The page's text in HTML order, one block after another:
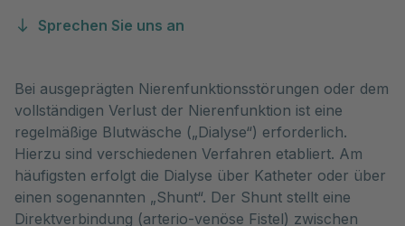
Sprechen Sie uns an
Bei ausgeprägten Nierenfunktionsstörungen oder dem
vollständigen Verlust der Nierenfunktion ist eine
regelmäßige Blutwäsche („Dialyse“) erforderlich.
Hierzu sind verschiedenen Verfahren etabliert. Am
häufigsten erfolgt die Dialyse über Katheter oder über
einen sogenannten „Shunt“. Der Shunt stellt eine
Direktverbindung (arterio-venöse Fistel) zwischen